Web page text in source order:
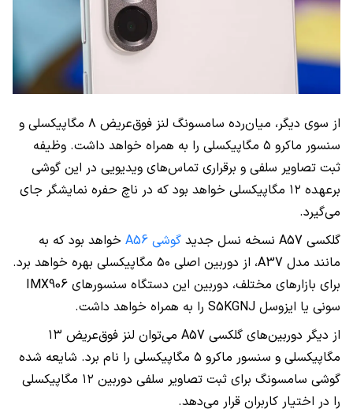
از سوی دیگر، میان‌رده سامسونگ لنز فوق‌عریض ۸ مگاپیکسلی و
سنسور ماکرو ۵ مگاپیکسلی را به همراه خواهد داشت. وظیفه
ثبت تصاویر سلفی و برقراری تماس‌های ویدیویی در این گوشی
برعهده ۱۲ مگاپیکسلی خواهد بود که در ناچ حفره نمایشگر جای
می‌گیرد.
گلکسی A57 نسخه نسل جدید
گوشی A56
خواهد بود که به
مانند مدل A37، از دوربین اصلی ۵۰ مگاپیکسلی بهره خواهد برد.
برای بازارهای مختلف، دوربین این دستگاه سنسورهای IMX906
سونی یا ایزوسل S5KGNJ را به همراه خواهد داشت.
از دیگر دوربین‌های گلکسی A57 می‌توان لنز فوق‌عریض ۱۳
مگاپیکسلی و سنسور ماکرو ۵ مگاپیکسلی را نام برد. شایعه شده
گوشی سامسونگ برای ثبت تصاویر سلفی دوربین ۱۲ مگاپیکسلی
را در اختیار کاربران قرار می‌دهد.